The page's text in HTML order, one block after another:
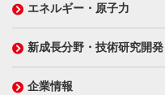
エネルギー・原子力
新成長分野・技術研究開発
企業情報